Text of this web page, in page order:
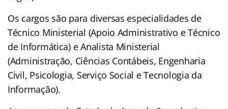
Os cargos são para diversas especialidades de
Técnico Ministerial (Apoio Administrativo e Técnico
de Informática) e Analista Ministerial
(Administração, Ciências Contábeis, Engenharia
Civil, Psicologia, Serviço Social e Tecnologia da
Informação).